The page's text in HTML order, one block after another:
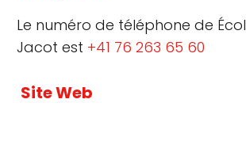
Le numéro de téléphone de
Jacot est +41 76 263 65 60
Site Web